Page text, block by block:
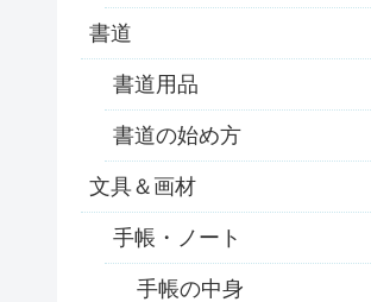
書道
書道用品
書道の始め方
文具＆画材
手帳・ノート
手帳の中身